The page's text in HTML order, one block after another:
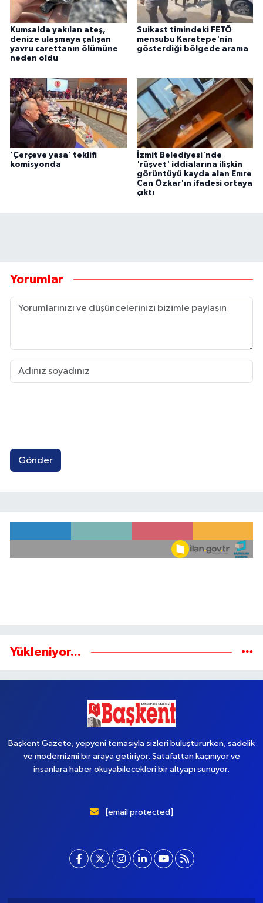
Kumsalda yakılan ateş,
denize ulaşmaya çalışan
yavru carettanın ölümüne
neden oldu
Suikast timindeki FETÖ
mensubu Karatepe'nin
gösterdiği bölgede arama
'Çerçeve yasa' teklifi
komisyonda
İzmit Belediyesi'nde
'rüşvet' iddialarına ilişkin
görüntüyü kayda alan Emre
Can Özkar'ın ifadesi ortaya
çıktı
Yorumlar
Gönder
Yükleniyor...
Başkent Gazete, yepyeni temasıyla sizleri buluştururken, sadelik
ve modernizmi bir araya getiriyor. Şatafattan kaçınıyor ve
insanlara haber okuyabilecekleri bir altyapı sunuyor.
[email protected]